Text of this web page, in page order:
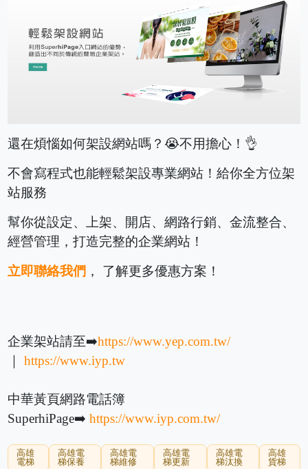
還在煩惱如何架設網站嗎？😭不用擔心！👌
不會寫程式也能輕鬆架設專業網站！給你全方位架
站服務
幫你從設定、上架、開店、網路行銷、金流整合、
經營管理，打造完整的企業網站！
立即聯絡我們 ， 了解更多優惠方案！
企業架站請至➡️https://www.yep.com.tw/
｜https://www.iyp.tw
中華黃頁網路電話簿
SuperhiPage➡️https://www.iyp.com.tw/
高雄
電梯
高雄電
梯保養
高雄電
梯維修
高雄電
梯更新
高雄電
梯汰換
高雄
貨梯